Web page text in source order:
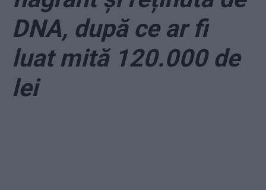
DNA, după ce ar fi
luat mită 120.000 de
lei